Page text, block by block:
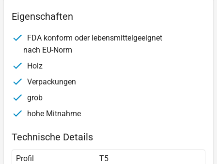
Eigenschaften
FDA konform oder lebensmittelgeeignet
nach EU-Norm
Holz
Verpackungen
grob
hohe Mitnahme
Technische Details
Profil
T5